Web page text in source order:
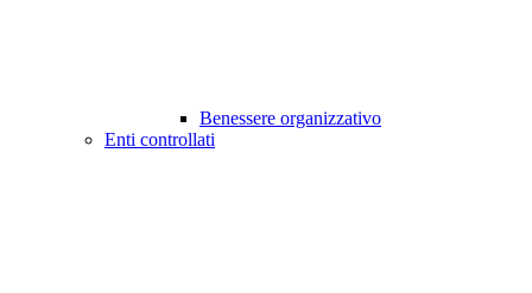
Benessere organizzativo
Enti controllati